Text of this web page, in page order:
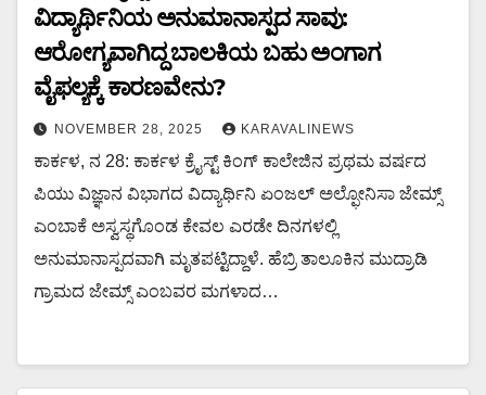
ವಿದ್ಯಾರ್ಥಿನಿಯ ಅನುಮಾನಾಸ್ಪದ ಸಾವು:
ಆರೋಗ್ಯವಾಗಿದ್ದ ಬಾಲಕಿಯ ಬಹು ಅಂಗಾಗ
ವೈಫಲ್ಯಕ್ಕೆ ಕಾರಣವೇನು?
NOVEMBER 28, 2025 KARAVALINEWS
ಕಾರ್ಕಳ, ನ 28: ಕಾರ್ಕಳ ಕ್ರೈಸ್ಟ್ ಕಿಂಗ್ ಕಾಲೇಜಿನ ಪ್ರಥಮ ವರ್ಷದ
ಪಿಯು ವಿಜ್ಞಾನ ವಿಭಾಗದ ವಿದ್ಯಾರ್ಥಿನಿ ಏಂಜಲ್ ಅಲ್ಫೋನಿಸಾ ಜೇಮ್ಸ್
ಎಂಬಾಕೆ ಅಸ್ವಸ್ಥಗೊಂಡ ಕೇವಲ ಎರಡೇ ದಿನಗಳಲ್ಲಿ
ಅನುಮಾನಾಸ್ಪದವಾಗಿ ಮೃತಪಟ್ಟಿದ್ದಾಳೆ. ಹೆಬ್ರಿ ತಾಲೂಕಿನ ಮುದ್ರಾಡಿ
ಗ್ರಾಮದ ಜೇಮ್ಸ್ ಎಂಬವರ ಮಗಳಾದ…